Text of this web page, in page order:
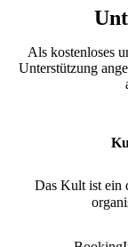
Als kostenloses
Unterstützung
Das Kult ist ein